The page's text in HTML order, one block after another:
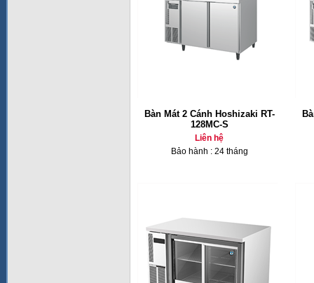
Bàn Mát 2 Cánh Hoshizaki RT-
128MC-S
Liên hệ
Bảo hành : 24 tháng